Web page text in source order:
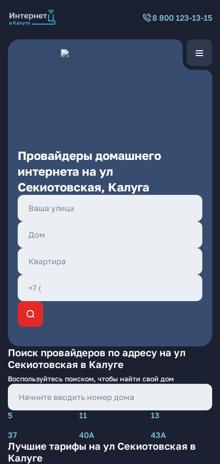
8 800 123-13-15
Провайдеры домашнего
интернета на ул
Секиотовская, Калуга
Поиск провайдеров по адресу на ул
Секиотовская в Калуге
Воспользуйтесь поиском, чтобы найти свой дом
5 11
13
37
40А 43А
Лучшие тарифы на ул Секиотовская в
Калуге